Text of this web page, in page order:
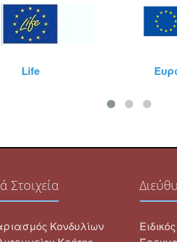
Ευρωπαϊκή
Στοιχεία
Κονδυλίων